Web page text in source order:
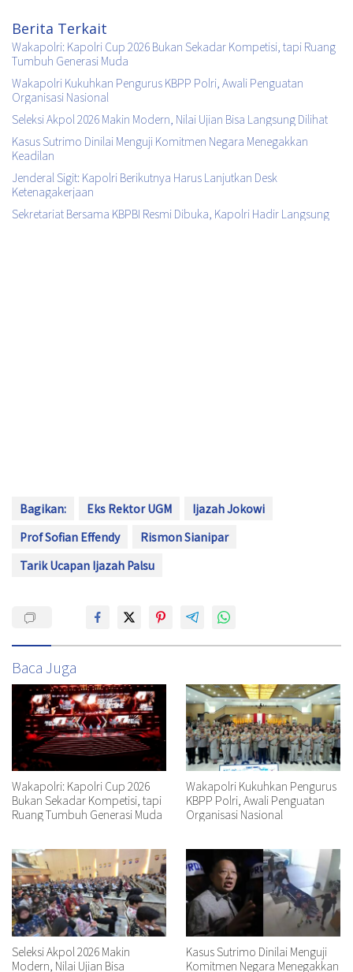
Berita Terkait
Wakapolri: Kapolri Cup 2026 Bukan Sekadar Kompetisi, tapi Ruang
Tumbuh Generasi Muda
Wakapolri Kukuhkan Pengurus KBPP Polri, Awali Penguatan
Organisasi Nasional
Seleksi Akpol 2026 Makin Modern, Nilai Ujian Bisa Langsung Dilihat
Kasus Sutrimo Dinilai Menguji Komitmen Negara Menegakkan
Keadilan
Jenderal Sigit: Kapolri Berikutnya Harus Lanjutkan Desk
Ketenagakerjaan
Sekretariat Bersama KBPBI Resmi Dibuka, Kapolri Hadir Langsung
Bagikan: Eks Rektor UGM
Ijazah Jokowi
Prof Sofian Effendy
Rismon Sianipar
Tarik Ucapan Ijazah Palsu
Baca Juga
Wakapolri: Kapolri Cup 2026
Bukan Sekadar Kompetisi, tapi
Ruang Tumbuh Generasi Muda
Wakapolri Kukuhkan Pengurus
KBPP Polri, Awali Penguatan
Organisasi Nasional
Seleksi Akpol 2026 Makin
Modern, Nilai Ujian Bisa
Kasus Sutrimo Dinilai Menguji
Komitmen Negara Menegakkan